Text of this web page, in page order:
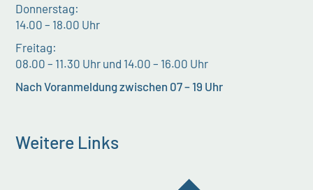
Donnerstag:
14.00 – 18.00 Uhr
Freitag:
08.00 – 11.30 Uhr und 14.00 – 16.00 Uhr
Nach Voranmeldung zwischen 07 – 19 Uhr
Weitere Links